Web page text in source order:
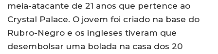
meia-atacante de 21 anos que pertence ao
Crystal Palace. O jovem foi criado na base do
Rubro-Negro e os ingleses tiveram que
desembolsar uma bolada na casa dos 20